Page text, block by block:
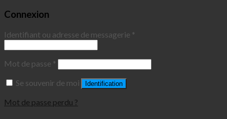
Connexion
Identifiant ou adresse de messagerie *
Mot de passe *
Se souvenir de moi
Identification
Mot de passe perdu ?